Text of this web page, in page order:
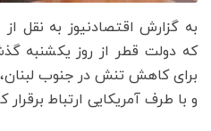
به گزارش اقتصادنیوز به نقل از
که دولت قطر از روز یکشنبه
برای کاهش تنش در جنوب
و با طرف آمریکایی ارتباط